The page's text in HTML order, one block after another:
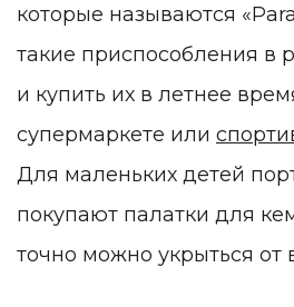
которые называются
такие приспособления в
и купить их в летнее
супермаркете или
Для маленьких детей
покупают палатки для
точно можно укрыться от